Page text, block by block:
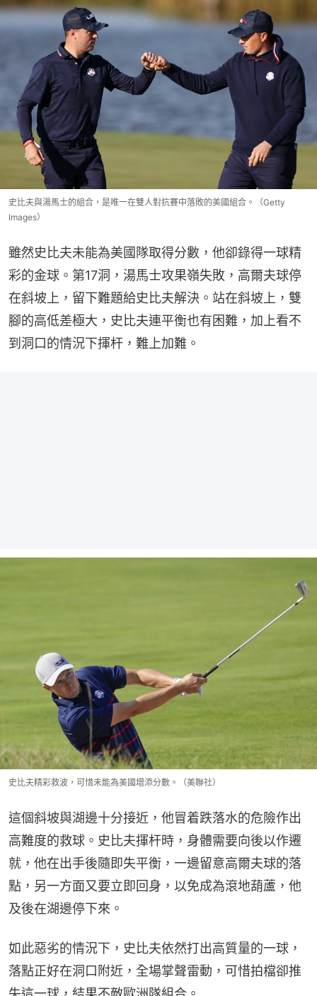
史比夫與湯馬士的組合，是唯一在雙人對抗賽中落敗的美國組合。（Getty
Images）
雖然史比夫未能為美國隊取得分數，他卻錄得一球精
彩的金球。第17洞，湯馬士攻果嶺失敗，高爾夫球停
在斜坡上，留下難題給史比夫解決。站在斜坡上，雙
腳的高低差極大，史比夫連平衡也有困難，加上看不
到洞口的情況下揮杆，難上加難。
史比夫精彩救波，可惜未能為美國增添分數。（美聯社）
這個斜坡與湖邊十分接近，他冒着跌落水的危險作出
高難度的救球。史比夫揮杆時，身體需要向後以作遷
就，他在出手後隨即失平衡，一邊留意高爾夫球的落
點，另一方面又要立即回身，以免成為滾地葫蘆，他
及後在湖邊停下來。
如此惡劣的情況下，史比夫依然打出高質量的一球，
落點正好在洞口附近，全場掌聲雷動，可惜拍檔卻推